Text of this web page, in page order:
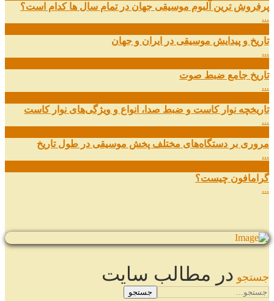
پرفروش ترین آلبوم موسیقی جهان در تمام سال ها کدام است؟
...
تاریخ و پیدایش موسیقی در ایران و جهان
...
تاریخ جامع ضبط صوت
...
تاریخچه نوار کاست و ضبط صدا، انواع و ویژگی‌های نوار کاست
...
مروری بر دستگاه‌های مختلف پخش موسیقی در طول تاریخ
...
گرامافون چیست؟
...
جستجو در مطالب سایت
جستجو